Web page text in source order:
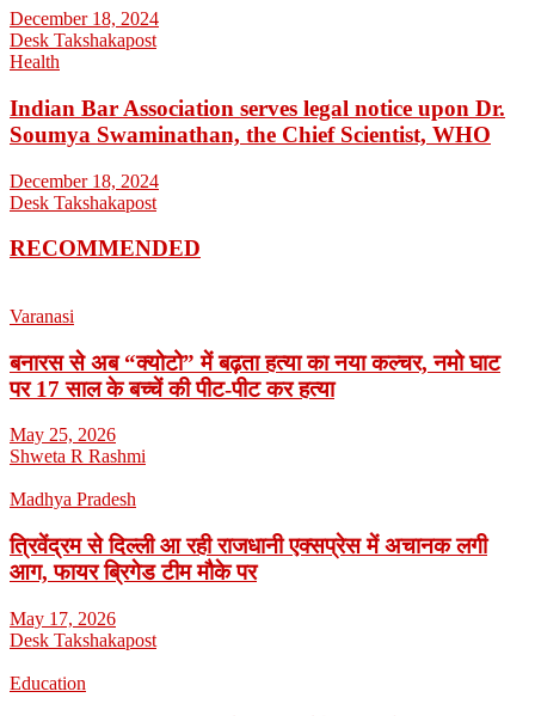
December 18, 2024
Desk Takshakapost
Health
Indian Bar Association serves legal notice upon Dr.
Soumya Swaminathan, the Chief Scientist, WHO
December 18, 2024
Desk Takshakapost
RECOMMENDED
Varanasi
बनारस से अब “क्योटो” में बढ़ता हत्या का नया कल्चर, नमो घाट
पर 17 साल के बच्चें की पीट-पीट कर हत्या
May 25, 2026
Shweta R Rashmi
Madhya Pradesh
त्रिवेंद्रम से दिल्ली आ रही राजधानी एक्सप्रेस में अचानक लगी
आग, फायर ब्रिगेड टीम मौके पर
May 17, 2026
Desk Takshakapost
Education